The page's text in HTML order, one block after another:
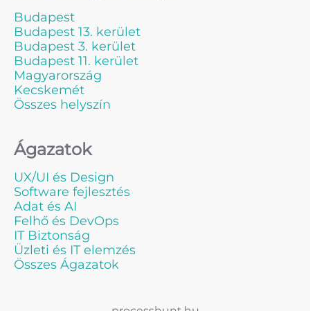
Budapest
Budapest 13. kerület
Budapest 3. kerület
Budapest 11. kerület
Magyarország
Kecskemét
Összes helyszín
Ágazatok
UX/UI és Design
Software fejlesztés
Adat és AI
Felhő és DevOps
IT Biztonság
Üzleti és IT elemzés
Összes Ágazatok